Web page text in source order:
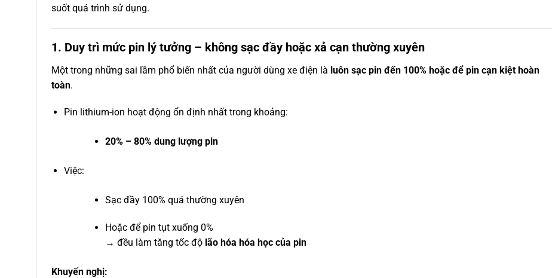
suốt quá trình sử dụng.
1. Duy trì mức pin lý tưởng – không sạc đầy hoặc xả cạn thường xuyên
Một trong những sai lầm phổ biến nhất của người dùng xe điện là luôn sạc pin đến 100% hoặc để pin cạn kiệt hoàn
toàn.
Pin lithium-ion hoạt động ổn định nhất trong khoảng:
20% – 80% dung lượng pin
Việc:
Sạc đầy 100% quá thường xuyên
Hoặc để pin tụt xuống 0%
→ đều làm tăng tốc độ lão hóa hóa học của pin
Khuyến nghị: